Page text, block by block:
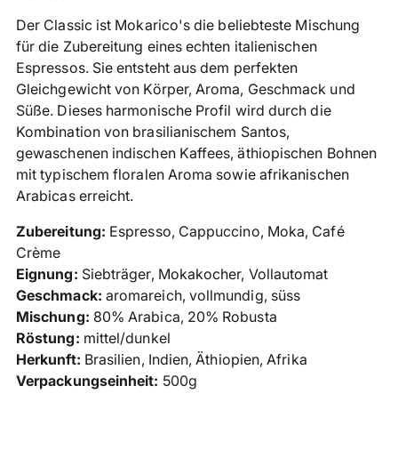
den
Warenkorb
legen
Der Classic ist Mokarico's die beliebteste Mischung
für die Zubereitung eines echten italienischen
Espressos. Sie entsteht aus dem perfekten
Gleichgewicht von Körper, Aroma, Geschmack und
Süße. Dieses harmonische Profil wird durch die
Kombination von brasilianischem Santos,
gewaschenen indischen Kaffees, äthiopischen Bohnen
mit typischem floralen Aroma sowie afrikanischen
Arabicas erreicht.
Zubereitung: Espresso, Cappuccino, Moka, Café
Crème
Eignung: Siebträger, Mokakocher, Vollautomat
Geschmack: aromareich, vollmundig, süss
Mischung: 80% Arabica, 20% Robusta
Röstung: mittel/dunkel
Herkunft: Brasilien, Indien, Äthiopien, Afrika
Verpackungseinheit: 500g